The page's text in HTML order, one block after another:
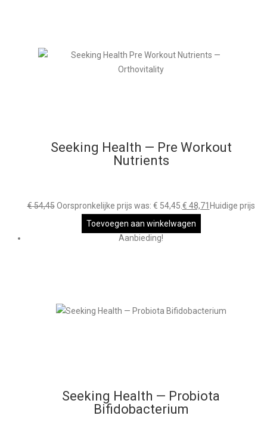
Seeking Health — Pre Workout
Nutrients
€54,45 Oorspronkelijke prijs was: € 54,45. € 48,71 Huidige prijs
is: € 48,71.
Toevoegen aan winkelwagen
Aanbieding!
Seeking Health — Probiota
Bifidobacterium